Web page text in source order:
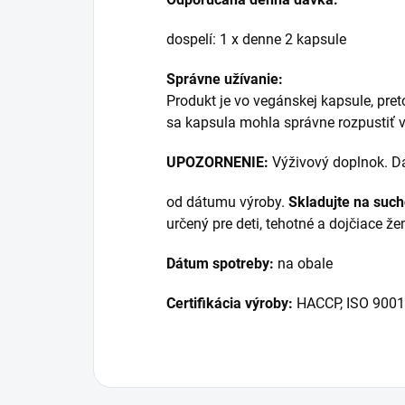
dospelí: 1 x denne 2 kapsule
Správne užívanie:
Produkt je vo vegánskej kapsule,
sa kapsula mohla správne rozpustiť
UPOZORNENIE: Výživový doplnok.
od dátumu výroby. Skladujte na
určený pre deti, tehotné a dojčiace
Dátum spotreby: na obale
Certifikácia výroby: HACCP, ISO